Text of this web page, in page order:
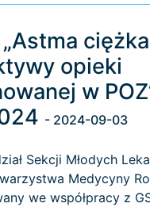
opieki
w
- 2024-09-03
Sekcji Młodych
Medycyny
we współpracy z